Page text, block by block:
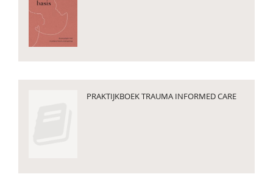
PRAKTIJKBOEK TRAUMA INFORMED CARE